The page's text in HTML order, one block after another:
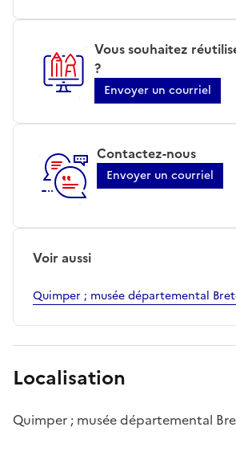
Vous souhaitez
?
Envoyer un courriel
Contactez-nous
Envoyer un courriel
Voir aussi
Quimper ; musée départemental
Localisation
Quimper ; musée départemental